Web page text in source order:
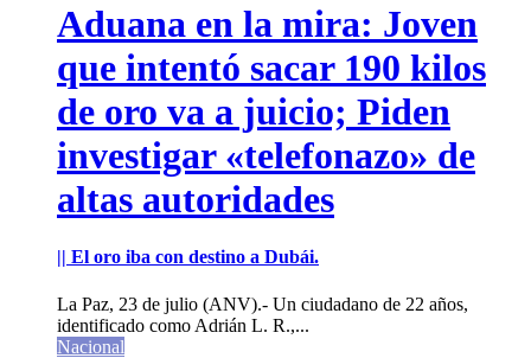
Aduana en la mira: Joven
que intentó sacar 190 kilos
de oro va a juicio; Piden
investigar «telefonazo» de
altas autoridades
|| El oro iba con destino a Dubái.
La Paz, 23 de julio (ANV).- Un ciudadano de 22 años,
identificado como Adrián L. R.,...
Nacional